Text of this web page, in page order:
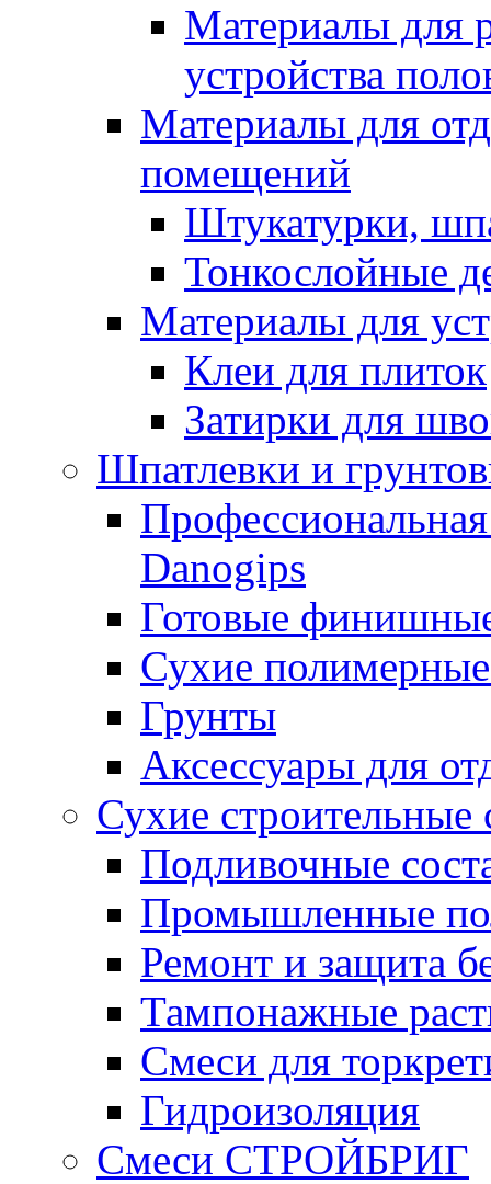
Материалы для
устройства
Материалы для
помещений
Штукатурки,
Тонкослойные
Материалы для
Клеи для плиток
Затирки для
Шпатлевки и
Danogips
Готовые
Сухие
Грунты
Аксессуары для
Сухие строительные
Подливочные
Промышленные
Ремонт и защита
Тампонажные
Смеси для
Гидроизоляция
Смеси СТРОЙБРИГ